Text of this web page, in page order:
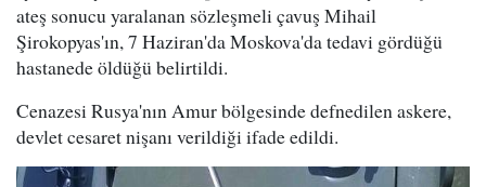
ateş sonucu yaralanan sözleşmeli çavuş Mihail
Şirokopyas'ın, 7 Haziran'da Moskova'da tedavi gördüğü
hastanede öldüğü belirtildi.
Cenazesi Rusya'nın Amur bölgesinde defnedilen askere,
devlet cesaret nişanı verildiği ifade edildi.